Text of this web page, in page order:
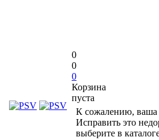
0
0
0
Корзина
пуста
К сожалению, ваша
Исправить это
выберите в